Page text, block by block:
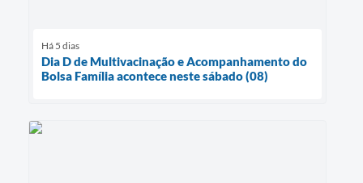
Há 5 dias
Dia D de Multivacinação e Acompanhamento do
Bolsa Família acontece neste sábado (08)